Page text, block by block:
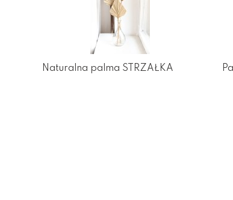
Naturalna palma STRZAŁKA